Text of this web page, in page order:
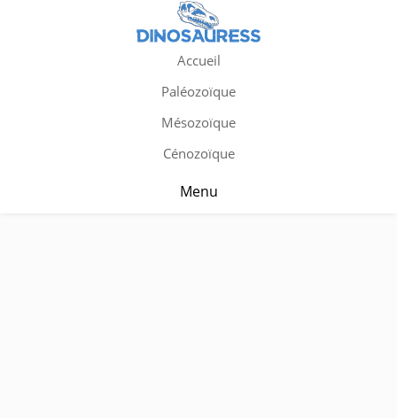
Accueil
Paléozoïque
Mésozoïque
Cénozoïque